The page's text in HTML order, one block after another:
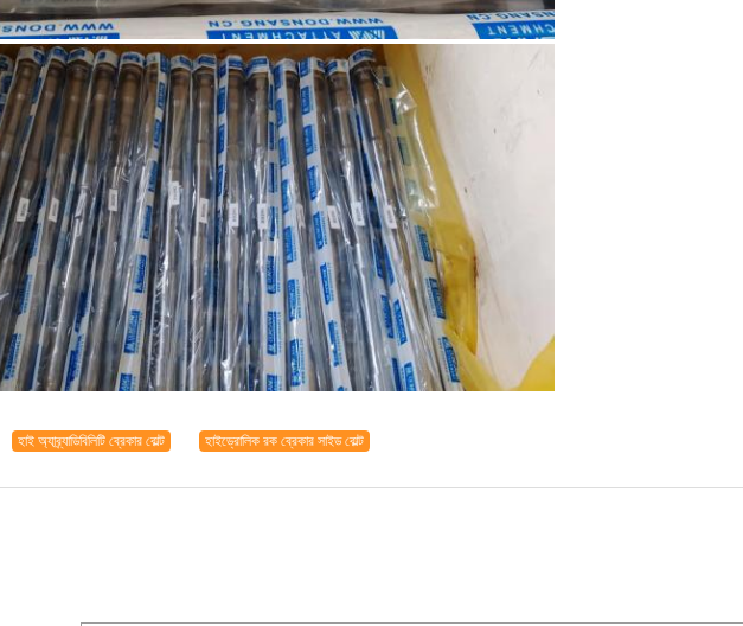
হাই অ্যাব্র্যাডিবিলিটি ব্রেকার বোল্ট হাইড্রোলিক রক ব্রেকার সাইড বোল্ট